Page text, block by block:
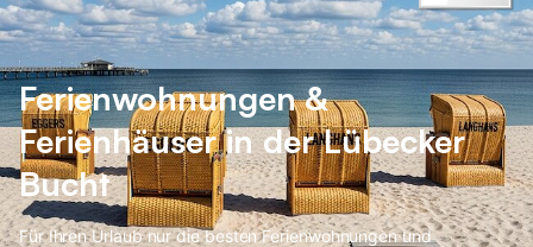
Ferienwohnungen &
Ferienhäuser in der Lübecker
Bucht
Für Ihren Urlaub nur die besten Ferienwohnungen und